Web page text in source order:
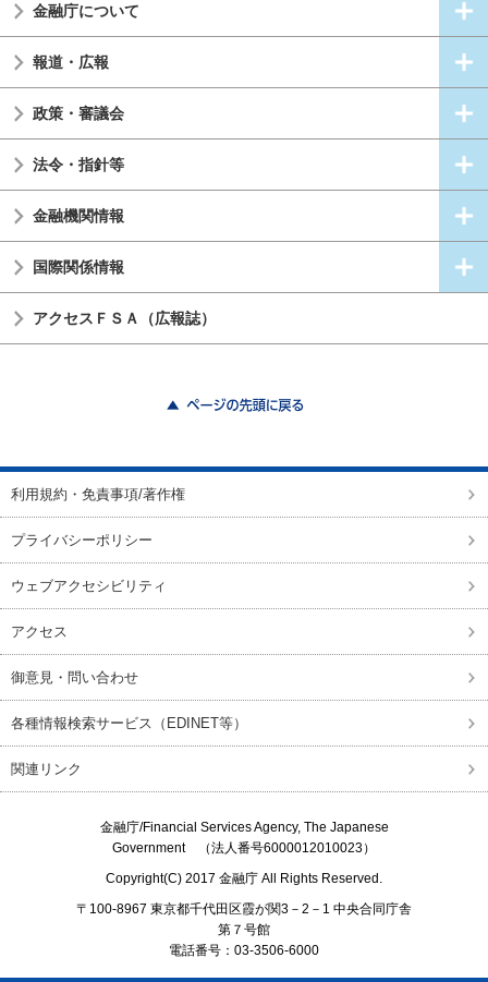
金融庁について
報道・広報
政策・審議会
法令・指針等
金融機関情報
国際関係情報
アクセスＦＳＡ（広報誌）
利用規約・免責事項/著作権
プライバシーポリシー
ウェブアクセシビリティ
アクセス
御意見・問い合わせ
各種情報検索サービス（EDINET等）
関連リンク
金融庁/Financial Services Agency, The Japanese
Government（法人番号6000012010023）
Copyright(C) 2017 金融庁 All Rights Reserved.
〒100-8967 東京都千代田区霞が関3－2－1 中央合同庁舎
第７号館
電話番号：03-3506-6000